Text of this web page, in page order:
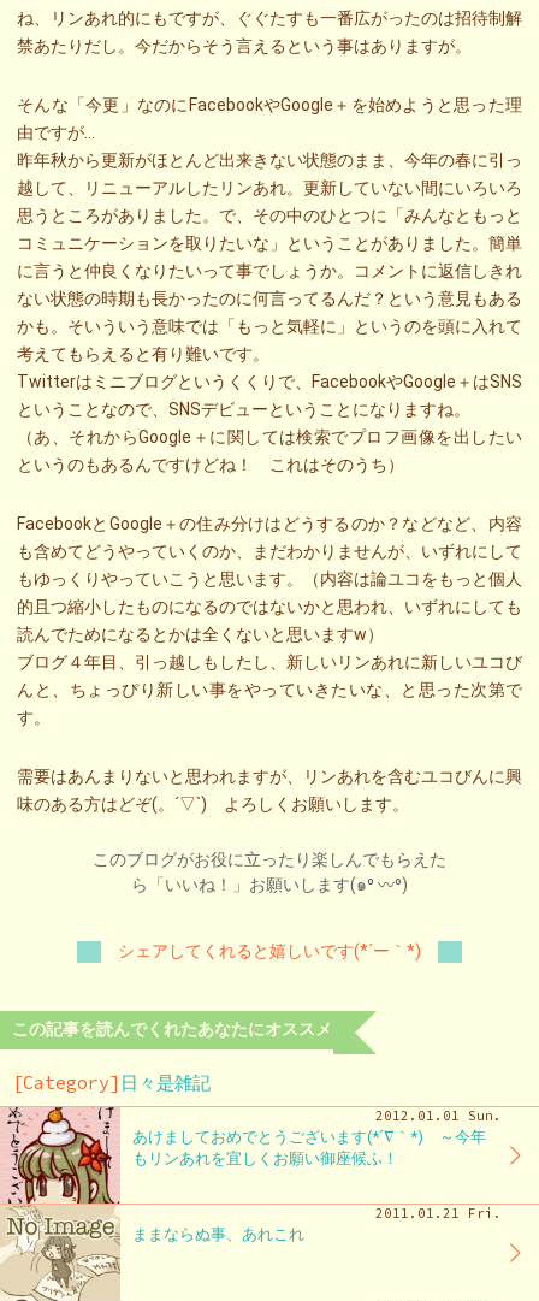
ね、リンあれ的にもですが、ぐぐたすも一番広がったのは招待制解
禁あたりだし。今だからそう言えるという事はありますが。
そんな「今更」なのにFacebookやGoogle＋を始めようと思った理
由ですが…
昨年秋から更新がほとんど出来きない状態のまま、今年の春に引っ
越して、リニューアルしたリンあれ。更新していない間にいろいろ
思うところがありました。で、その中のひとつに「みんなともっと
コミュニケーションを取りたいな」ということがありました。簡単
に言うと仲良くなりたいって事でしょうか。コメントに返信しきれ
ない状態の時期も長かったのに何言ってるんだ？という意見もある
かも。そいういう意味では「もっと気軽に」というのを頭に入れて
考えてもらえると有り難いです。
Twitterはミニブログというくくりで、FacebookやGoogle＋はSNS
ということなので、SNSデビューということになりますね。
（あ、それからGoogle＋に関しては検索でプロフ画像を出したい
というのもあるんですけどね！ これはそのうち）
FacebookとGoogle＋の住み分けはどうするのか？などなど、内容
も含めてどうやっていくのか、まだわかりませんが、いずれにして
もゆっくりやっていこうと思います。（内容は論ユコをもっと個人
的且つ縮小したものになるのではないかと思われ、いずれにしても
読んでためになるとかは全くないと思いますw）
ブログ４年目、引っ越しもしたし、新しいリンあれに新しいユコび
んと、ちょっぴり新しい事をやっていきたいな、と思った次第で
す。
需要はあんまりないと思われますが、リンあれを含むユコびんに興
味のある方はどぞ(。´▽`) よろしくお願いします。
このブログがお役に立ったり楽しんでもらえた
ら「いいね！」お願いします(๑⁰ 〰⁰)
シェアしてくれると嬉しいです(*´ー｀*)
この記事を読んでくれたあなたにオススメ
[Category] 日々是雑記
2012.01.01 Sun.
あけましておめでとうございます(*´∇｀*) ～今年
もリンあれを宜しくお願い御座候ふ！
2011.01.21 Fri.
ままならぬ事、あれこれ